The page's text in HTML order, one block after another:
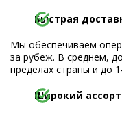
Быстрая
Мы обеспечиваем
за рубеж. В среднем,
пределах страны и до
Широкий